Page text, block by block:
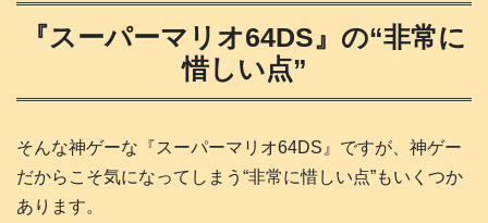
『スーパーマリオ64DS』の“非常に
惜しい点”
そんな神ゲーな『スーパーマリオ64DS』ですが、神ゲー
だからこそ気になってしまう“非常に惜しい点”もいくつか
あります。